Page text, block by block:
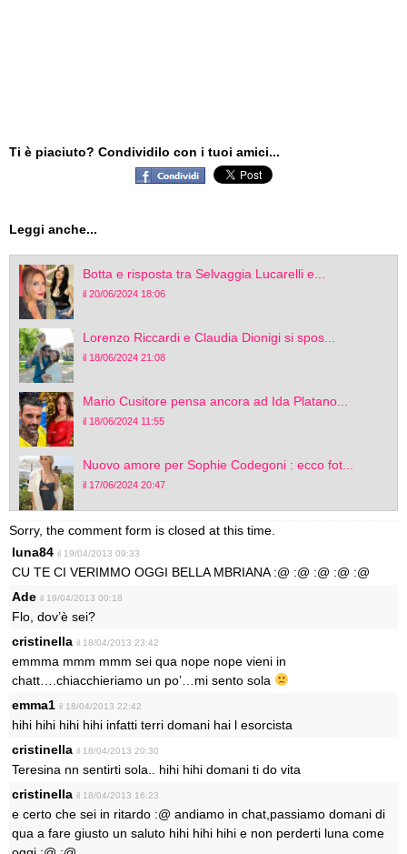
Ti è piaciuto? Condividilo con i tuoi amici...
Leggi anche...
Botta e risposta tra Selvaggia Lucarelli e...
il 20/06/2024 18:06
Lorenzo Riccardi e Claudia Dionigi si spos...
il 18/06/2024 21:08
Mario Cusitore pensa ancora ad Ida Platano...
il 18/06/2024 11:55
Nuovo amore per Sophie Codegoni : ecco fot...
il 17/06/2024 20:47
Sorry, the comment form is closed at this time.
luna84 il 19/04/2013 09:33
CU TE CI VERIMMO OGGI BELLA MBRIANA :@ :@ :@ :@ :@
Ade il 19/04/2013 00:18
Flo, dov’è sei?
cristinella il 18/04/2013 23:42
emmma mmm mmm sei qua nope nope vieni in
chatt….chiacchieriamo un po’…mi sento sola
emma1 il 18/04/2013 22:42
hihi hihi hihi hihi infatti terri domani hai l esorcista
cristinella il 18/04/2013 20:30
Teresina nn sentirti sola.. hihi hihi domani ti do vita
cristinella il 18/04/2013 16:23
e certo che sei in ritardo :@ andiamo in chat,passiamo domani di
qua a fare giusto un saluto hihi hihi hihi e non perderti luna come